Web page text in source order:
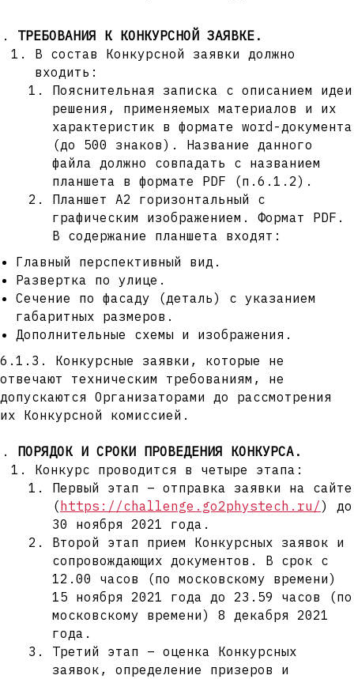
ТРЕБОВАНИЯ К КОНКУРСНОЙ ЗАЯВКЕ.
В состав Конкурсной заявки должно
входить:
Пояснительная записка с описанием идеи
решения, применяемых материалов и их
характеристик в формате word-документа
(до 500 знаков). Название данного
файла должно совпадать с названием
планшета в формате PDF (п.6.1.2).
Планшет А2 горизонтальный с
графическим изображением. Формат PDF.
В содержание планшета входят:
Главный перспективный вид.
Развертка по улице.
Сечение по фасаду (деталь) с указанием
габаритных размеров.
Дополнительные схемы и изображения.
6.1.3. Конкурсные заявки, которые не
отвечают техническим требованиям, не
допускаются Организаторами до рассмотрения
их Конкурсной комиссией.
ПОРЯДОК И СРОКИ ПРОВЕДЕНИЯ КОНКУРСА.
Конкурс проводится в четыре этапа:
Первый этап – отправка заявки на сайте
( https://challenge.go2phystech.ru/) до
30 ноября 2021 года.
Второй этап прием Конкурсных заявок и
сопровождающих документов. В срок с
12.00 часов (по московскому времени)
15 ноября 2021 года до 23.59 часов (по
московскому времени) 8 декабря 2021
года.
Третий этап – оценка Конкурсных
заявок, определение призеров и